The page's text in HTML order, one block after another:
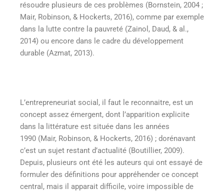
résoudre plusieurs de ces problèmes (Bornstein, 2004 ;
Mair, Robinson, & Hockerts, 2016), comme par exemple
dans la lutte contre la pauvreté (Zainol, Daud, & al.,
2014) ou encore dans le cadre du développement
durable (Azmat, 2013).
L’entrepreneuriat social, il faut le reconnaitre, est un
concept assez émergent, dont l’apparition explicite
dans la littérature est située dans les années
1990 (Mair, Robinson, & Hockerts, 2016) ; dorénavant
c’est un sujet restant d’actualité (Boutillier, 2009).
Depuis, plusieurs ont été les auteurs qui ont essayé de
formuler des définitions pour appréhender ce concept
central, mais il apparait difficile, voire impossible de